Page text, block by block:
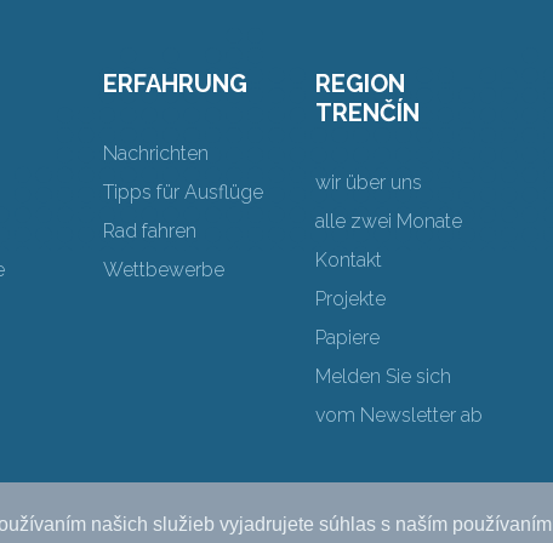
našich služieb vyjadrujete súhlas s naším používaním
ERFAHRUNG
Nachrichten
Tipps für Ausflüge
Rad fahren
Wettbewerbe
REGION
TRENČÍN
wir über uns
alle zwei Monate
Kontakt
Projekte
Papiere
Melden Sie sich
vom Newsletter ab